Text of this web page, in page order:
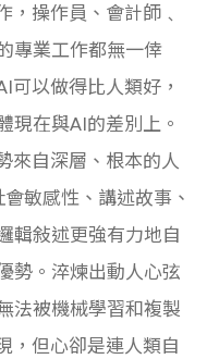
，操作員、會計師﹑
專業工作都無一倖
可以做得比人類好，
現在與AI的差別上。
來自深層、根本的人
敏感性、講述故事、
輯敍述更強有力地自
勢。淬煉出動人心弦
法被機械學習和複製
，但心卻是連人類自